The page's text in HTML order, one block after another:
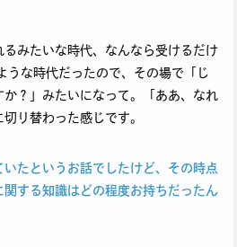
みたいな時代、なんなら受けるだけ
うな時代だったので、その場で「じ
？」みたいになって。「ああ、なれ
り替わった感じです。
たというお話でしたけど、その時点
関する知識はどの程度お持ちだったん